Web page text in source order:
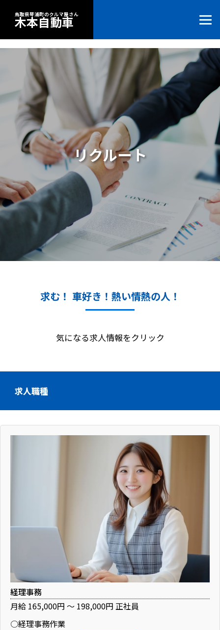
鳥取県琴浦町のクルマ屋さん
木本自動車
リクルート
求む！ 車好き！熱い情熱の人！
気になる求人情報をクリック
求人職種
経理事務
月給 165,000円 ～ 198,000円 正社員
○経理事務作業